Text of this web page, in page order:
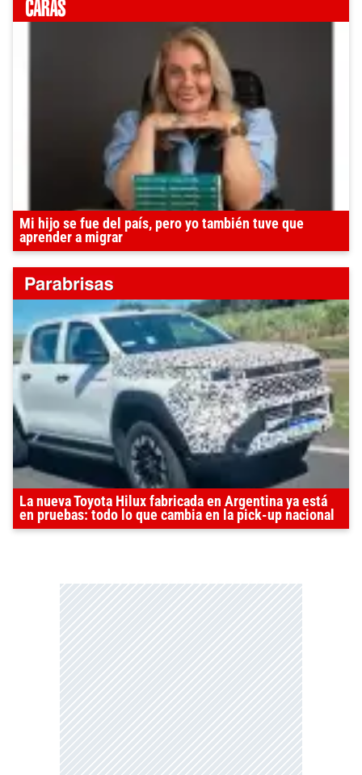
Mi hijo se fue del país, pero yo también tuve que
aprender a migrar
La nueva Toyota Hilux fabricada en Argentina ya está
en pruebas: todo lo que cambia en la pick-up nacional